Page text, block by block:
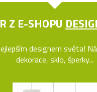
Z E-SHOPU
designem světa!
dekorace, sklo, šperky...